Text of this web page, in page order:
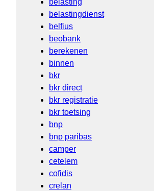
belasting
belastingdienst
belfius
beobank
berekenen
binnen
bkr
bkr direct
bkr registratie
bkr toetsing
bnp
bnp paribas
camper
cetelem
cofidis
crelan